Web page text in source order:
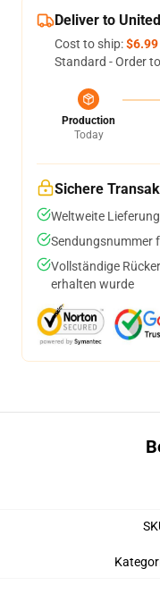
Deliver to
Cost to ship:$6.99
Standard - Order
Production
Today
Sichere
Weltweite
Sendungsnummer
Vollständige
erhalten wurde